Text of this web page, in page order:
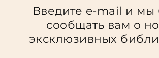
Введите e-mail и мы
сообщать вам о
эксклюзивных